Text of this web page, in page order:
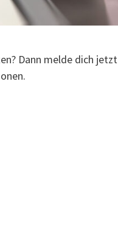
Dann melde dich jetzt